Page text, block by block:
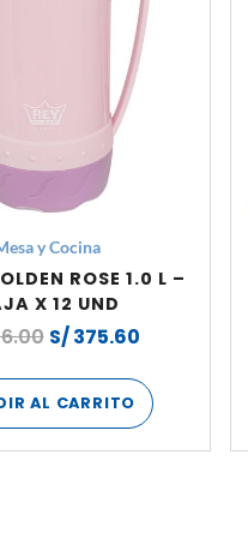
y Cocina
ROSE 1.0 L –
X 12 UND
S/375.60
AL CARRITO